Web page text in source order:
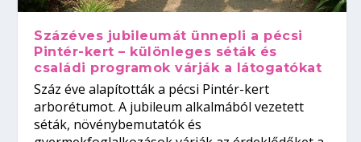
Százéves jubileumát ünnepli a pécsi
Pintér-kert – különleges séták és
családi programok várják a látogatókat
Száz éve alapították a pécsi Pintér-kert
arborétumot. A jubileum alkalmából vezetett
séták, növénybemutatók és